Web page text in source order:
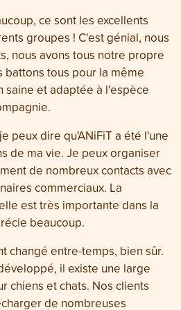
ce sont les excellents
groupes ! C'est génial, nous
nous avons tous notre propre
battons tous pour la même
saine et adaptée à l'espèce
peux dire qu'ANiFiT a été l'une
de ma vie. Je peux organiser
de nombreux contacts avec
commerciaux. La
est très importante dans la
beaucoup.
changé entre-temps, bien sûr.
il existe une large
chiens et chats. Nos clients
de nombreuses